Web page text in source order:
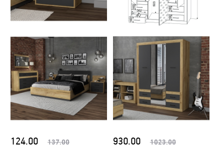
124.00 137.00 930.00 1023.00